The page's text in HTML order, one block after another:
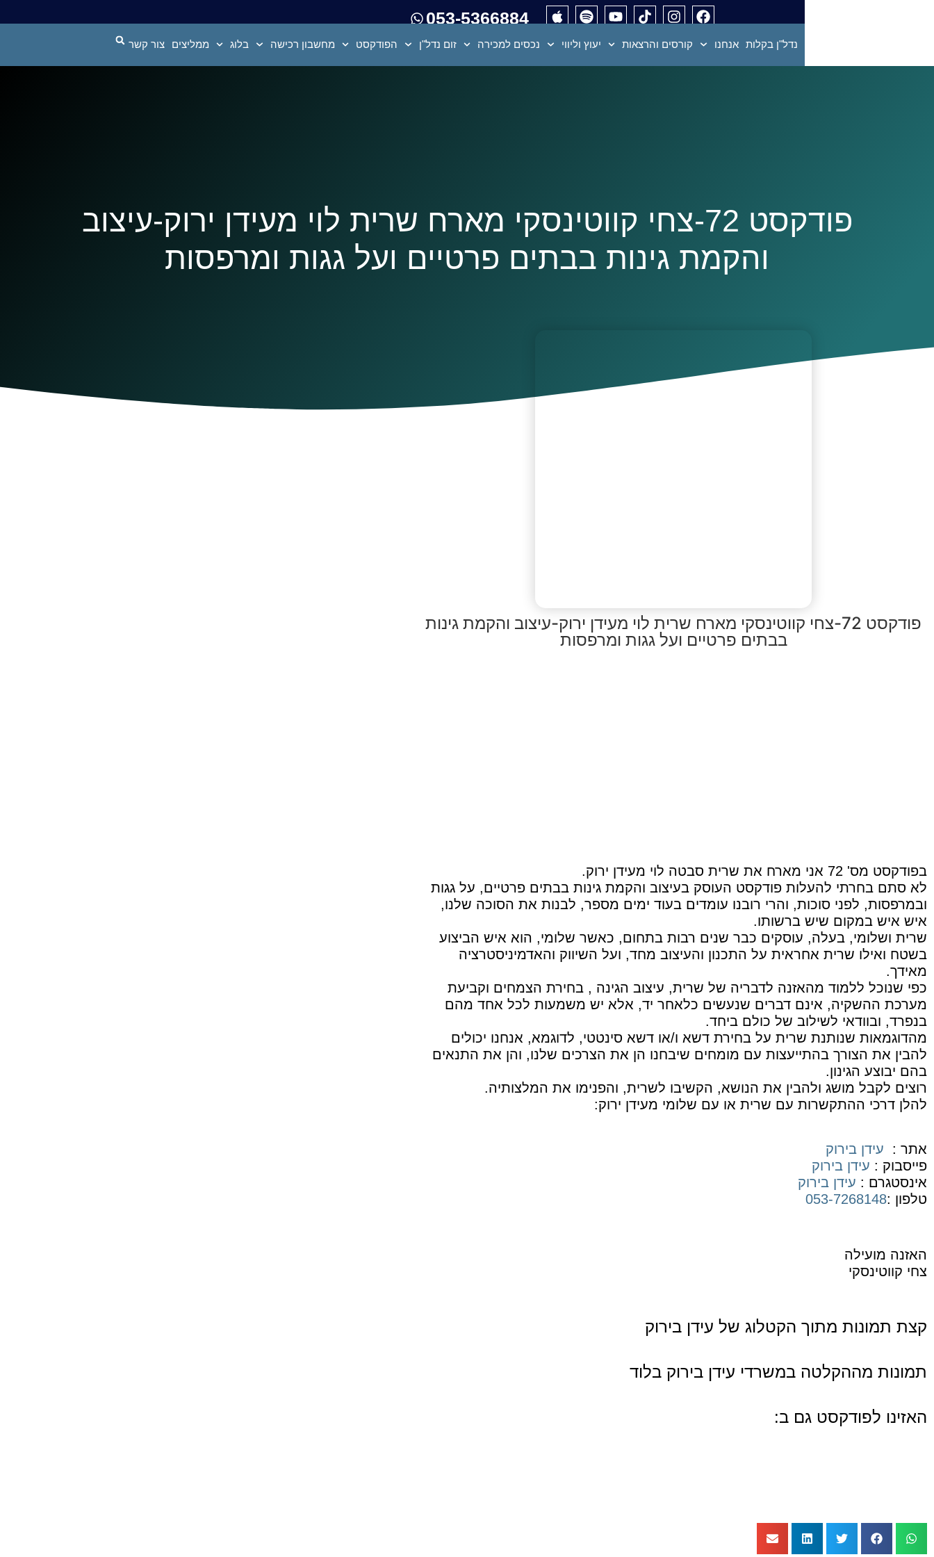
053-5366884
נדל"ן בקלות אנחנו קורסים והרצאות יעוץ וליווי נכסים למכירה זום נדל"ן הפודקסט מחשבון רכישה בלוג ממליצים צור קשר
פודקסט 72-צחי קווטינסקי מארח שרית לוי מעידן ירוק-עיצוב
והקמת גינות בבתים פרטיים ועל גגות ומרפסות
פודקסט 72-צחי קווטינסקי מארח שרית לוי מעידן ירוק-עיצוב והקמת גינות
בבתים פרטיים ועל גגות ומרפסות
בפודקסט מס' 72 אני מארח את שרית סבטה לוי מעידן ירוק.
לא סתם בחרתי להעלות פודקסט העוסק בעיצוב והקמת גינות בבתים פרטיים, על גגות
ובמרפסות, לפני סוכות, והרי רובנו עומדים בעוד ימים מספר, לבנות את הסוכה שלנו,
איש איש במקום שיש ברשותו.
שרית ושלומי, בעלה, עוסקים כבר שנים רבות בתחום, כאשר שלומי, הוא איש הביצוע
בשטח ואילו שרית אחראית על התכנון והעיצוב מחד, ועל השיווק והאדמיניסטרציה
מאידך.
כפי שנוכל ללמוד מהאזנה לדבריה של שרית, עיצוב הגינה , בחירת הצמחים וקביעת
מערכת ההשקיה, אינם דברים שנעשים כלאחר יד, אלא יש משמעות לכל אחד מהם
בנפרד, ובוודאי לשילוב של כולם ביחד.
מהדוגמאות שנותנת שרית על בחירת דשא ו/או דשא סינטטי, לדוגמא, אנחנו יכולים
להבין את הצורך בהתייעצות עם מומחים שיבחנו הן את הצרכים שלנו, והן את התנאים
בהם יבוצע הגינון.
רוצים לקבל מושג ולהבין את הנושא, הקשיבו לשרית, והפנימו את המלצותיה.
להלן דרכי ההתקשרות עם שרית או עם שלומי מעידן ירוק:
אתר : עידן בירוק
פייסבוק : עידן בירוק
אינסטגרם : עידן בירוק
טלפון :053-7268148
האזנה מועילה
צחי קווטינסקי
קצת תמונות מתוך הקטלוג של עידן בירוק
תמונות מההקלטה במשרדי עידן בירוק בלוד
האזינו לפודקסט גם ב: